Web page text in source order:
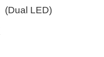
(Dual LED)